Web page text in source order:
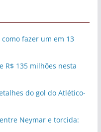
fazer um em 13
R$ 135 milhões nesta
do gol do Atlético-
Neymar e torcida: